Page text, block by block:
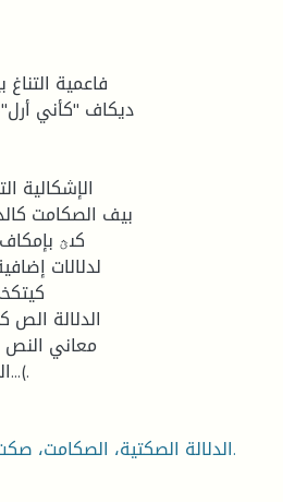
فاعمية
ديكاف "كأني
الإشكالية
بيف الصكامت
كىؿ
لدلالات
الدلالة
معاني النص
الظكاىر الصكتية )جير، ىمس...(.
الدلالة الصكتية، الصكامت، صكت مجي كر، صكت ميم كس.